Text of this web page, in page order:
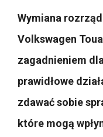
Wymiana
Volkswagen
zagadnieniem
prawidłowe
zdawać sobie
które mogą